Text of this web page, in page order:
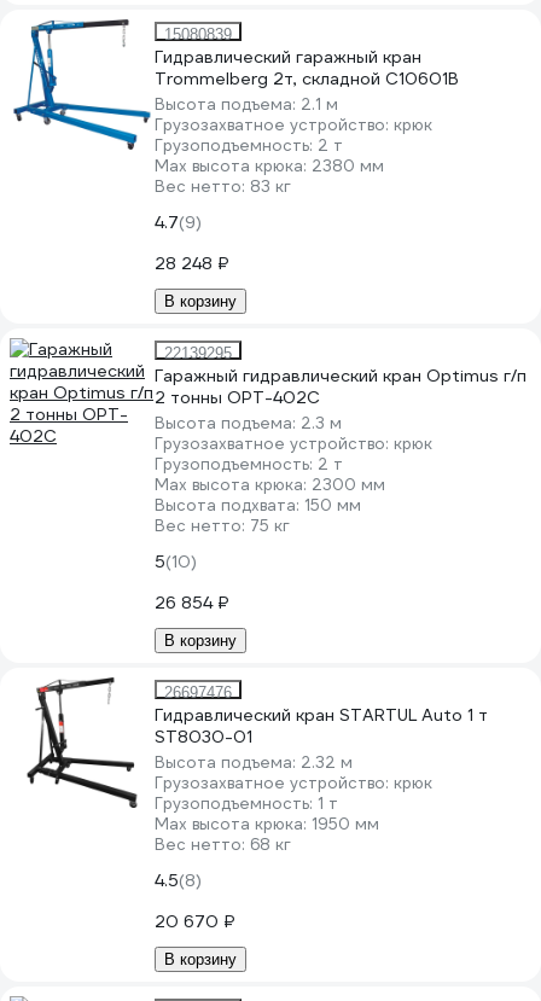
15080839
Гидравлический гаражный кран
Trommelberg 2т, складной C10601B
Высота подъема: 2.1 м
Грузозахватное устройство: крюк
Грузоподъемность: 2 т
Мах высота крюка: 2380 мм
Вес нетто: 83 кг
4.7(9)
28 248 ₽
В корзину
22139295
Гаражный гидравлический кран Optimus г/п
2 тонны OPT-402C
Высота подъема: 2.3 м
Грузозахватное устройство: крюк
Грузоподъемность: 2 т
Мах высота крюка: 2300 мм
Высота подхвата: 150 мм
Вес нетто: 75 кг
5(10)
26 854 ₽
В корзину
26697476
Гидравлический кран STARTUL Auto 1 т
ST8030-01
Высота подъема: 2.32 м
Грузозахватное устройство: крюк
Грузоподъемность: 1 т
Мах высота крюка: 1950 мм
Вес нетто: 68 кг
4.5(8)
20 670 ₽
В корзину